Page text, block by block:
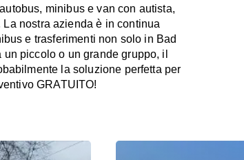
minibus e van con autista,
nostra azienda è in continua
e trasferimenti non solo in Bad
piccolo o un grande gruppo, il
la soluzione perfetta per
GRATUITO!